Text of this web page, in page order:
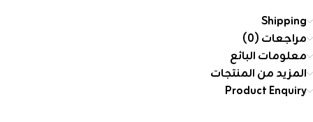
Shipping
مراجعات (0)
معلومات البائع
المزيد من المنتجات
Product Enquiry